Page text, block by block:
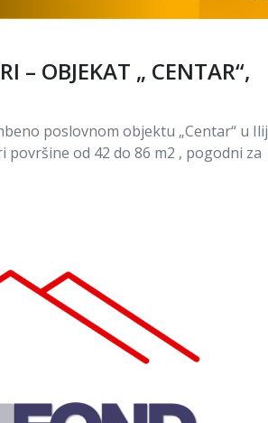
– OBJEKAT „ CENTAR“,
poslovnom objektu „Centar“ u
od 42 do 86 m2 , pogodni za